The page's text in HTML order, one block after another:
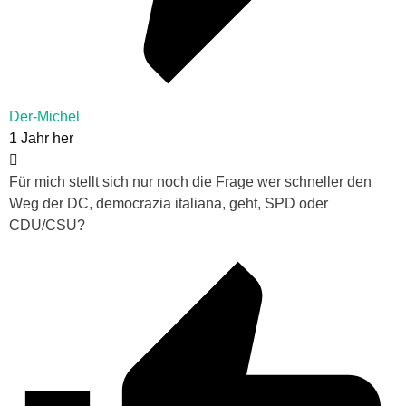
Der-Michel
1 Jahr her
Für mich stellt sich nur noch die Frage wer schneller den
Weg der DC, democrazia italiana, geht, SPD oder
CDU/CSU?